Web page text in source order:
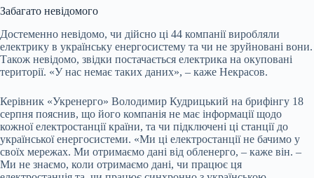
Забагато невідомого
Достеменно невідомо, чи дійсно ці 44 компанії виробляли
електрику в українську енергосистему та чи не зруйновані вони.
Також невідомо, звідки постачається електрика на окуповані
території. «У нас немає таких даних», – каже Некрасов.
Керівник «Укренерго» Володимир Кудрицький на брифінгу 18
серпня пояснив, що його компанія не має інформації щодо
кожної електростанції країни, та чи підключені ці станції до
української енергосистеми. «Ми ці електростанції не бачимо у
своїх мережах. Ми отримаємо дані від обленерго, – каже він. –
Ми не знаємо, коли отримаємо дані, чи працює ця